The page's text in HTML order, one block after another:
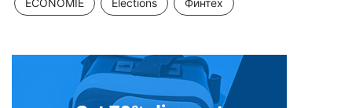
ÉCONOMIE Élections Финтех